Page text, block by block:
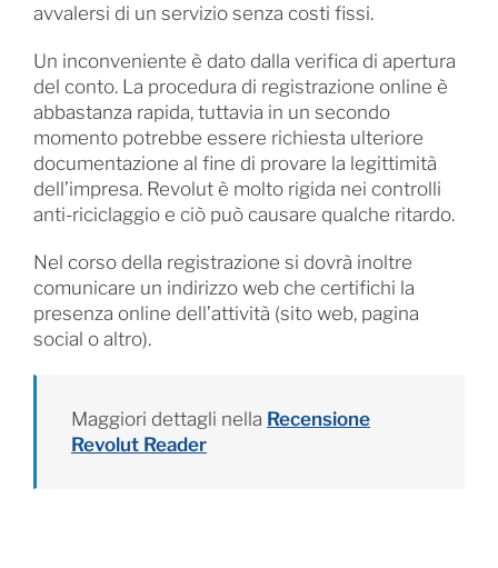
avvalersi di un servizio senza costi fissi.
Un inconveniente è dato dalla verifica di apertura
del conto. La procedura di registrazione online è
abbastanza rapida, tuttavia in un secondo
momento potrebbe essere richiesta ulteriore
documentazione al fine di provare la legittimità
dell’impresa. Revolut è molto rigida nei controlli
anti-riciclaggio e ciò può causare qualche ritardo.
Nel corso della registrazione si dovrà inoltre
comunicare un indirizzo web che certifichi la
presenza online dell’attività (sito web, pagina
social o altro).
Maggiori dettagli nella Recensione
Revolut Reader